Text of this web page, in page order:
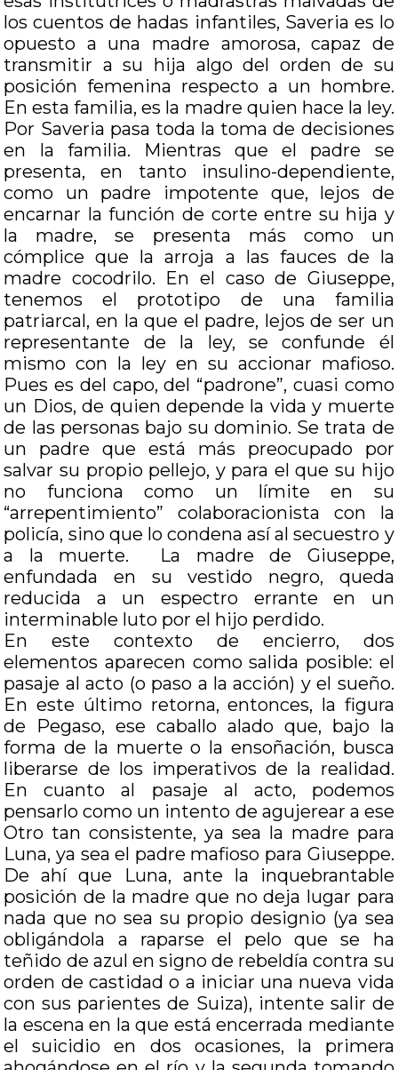
los cuentos de hadas infantiles, Saveria es lo
opuesto a una madre amorosa, capaz de
transmitir a su hija algo del orden de su
posición femenina respecto a un hombre.
En esta familia, es la madre quien hace la ley.
Por Saveria pasa toda la toma de decisiones
en la familia. Mientras que el padre se
presenta, en tanto insulino-dependiente,
como un padre impotente que, lejos de
encarnar la función de corte entre su hija y
la madre, se presenta más como un
cómplice que la arroja a las fauces de la
madre cocodrilo. En el caso de Giuseppe,
tenemos el prototipo de una familia
patriarcal, en la que el padre, lejos de ser un
representante de la ley, se confunde él
mismo con la ley en su accionar mafioso.
Pues es del capo, del “padrone”, cuasi como
un Dios, de quien depende la vida y muerte
de las personas bajo su dominio. Se trata de
un padre que está más preocupado por
salvar su propio pellejo, y para el que su hijo
no funciona como un límite en su
“arrepentimiento” colaboracionista con la
policía, sino que lo condena así al secuestro y
a la muerte. La madre de Giuseppe,
enfundada en su vestido negro, queda
reducida a un espectro errante en un
interminable luto por el hijo perdido.
En este contexto de encierro, dos
elementos aparecen como salida posible: el
pasaje al acto (o paso a la acción) y el sueño.
En este último retorna, entonces, la figura
de Pegaso, ese caballo alado que, bajo la
forma de la muerte o la ensoñación, busca
liberarse de los imperativos de la realidad.
En cuanto al pasaje al acto, podemos
pensarlo como un intento de agujerear a ese
Otro tan consistente, ya sea la madre para
Luna, ya sea el padre mafioso para Giuseppe.
De ahí que Luna, ante la inquebrantable
posición de la madre que no deja lugar para
nada que no sea su propio designio (ya sea
obligándola a raparse el pelo que se ha
teñido de azul en signo de rebeldía contra su
orden de castidad o a iniciar una nueva vida
con sus parientes de Suiza), intente salir de
la escena en la que está encerrada mediante
el suicidio en dos ocasiones, la primera